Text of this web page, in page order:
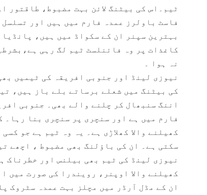
ٹیم۔اس کی بیٹنگ لائن بہت مضبوط، طاقتور
فاسٹ باولرز عمدہ فارم میں ہیں اور
بہترین سپنر ان کے سکواڈ میں ہیں،
کاغذات پر وہ فائنلسٹ ٹیم لگ رہی
نہ ہوا ۔
نیوزی لینڈ اور جنوبی افریقہ کی ٹیمیں
کی بیٹنگ میں شعلے برساتے بلے باز ہیں،
اننگ سنبھال کر چلنے والے بھی۔ جنوبی
فارم میں ہے اور سنچری پر سنچری بنا رہا۔
کھیلنے والا کھلاڑی ہے۔ یہ وہ ٹیم ہے جو
سکتی ہے۔ ان کی باﺅلنگ بھی مضبوط ، اچھے
نیوزی لینڈ کی ٹیم بھی بیلنس اور خطرناک
کھیلنے والا اوپنر، رویندرا کی صورت میں
ان کے مڈل آرڈر میں مچلز بہت عمدہ سٹروک